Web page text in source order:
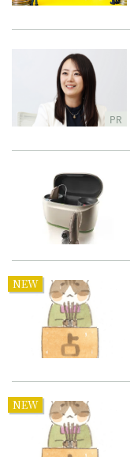
PR
NEW
NEW